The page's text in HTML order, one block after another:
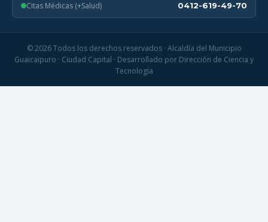
Citas Médicas (+Salud) 0412-619-49-70
© 2026 Todos los derechos reservados · Alcaldía del Municipio
Guaicaipuro · Ciudad Capital · Desarrollado por Dirección de Ciencia y
Tecnología